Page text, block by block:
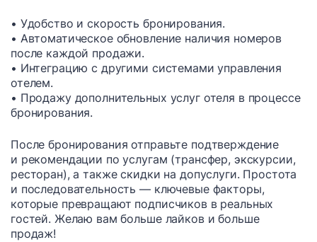
• Удобство и скорость бронирования.
• Автоматическое обновление наличия номеров
после каждой продажи.
• Интеграцию с другими системами управления
отелем.
• Продажу дополнительных услуг отеля в процессе
бронирования.
После бронирования отправьте подтверждение
и рекомендации по услугам (трансфер, экскурсии,
ресторан), а также скидки на допуслуги. Простота
и последовательность — ключевые факторы,
которые превращают подписчиков в реальных
гостей. Желаю вам больше лайков и больше
продаж!